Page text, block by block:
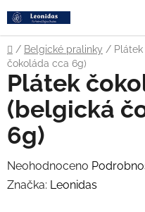
na
obsah
Domů
/ Belgické pralinky /
čokoláda cca 6g)
Plátek
(belgická
6g)
Průměrné
hodnocení
Neohodnoceno
Značka: Leonidas